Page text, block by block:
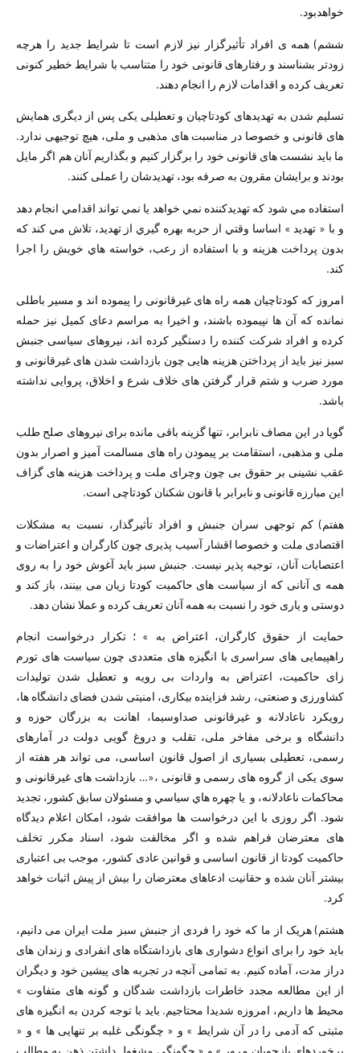
خواھدبود.
ششم) ھمه ی افراد تأثیرگزار نیز لازم است تا شرایط جدید را ھرچه
زودتر بشناسند و رفتارھای قانونی خود را متناسب با شرایط خطیر کنونی
تعریف کرده و اقدامات لازم را انجام دھند.
تسلیم شدن به تھدیدھای کودتاچیان و تعطیلی یکی پس از دیگری ھمایش
ھای قانونی و خصوصا در مناسبت ھای مذھبی و ملی، ھیچ توجیھی ندارد.
ما باید نشست ھای قانونی خود را برگزار کنیم و بگذاریم آنان ھم اگر مایل
بودند و برایشان مقرون به صرفه بود، تھدیدشان را عملی کنند.
استفاده مي شود كه تھديدكننده نمي خواھد يا نمي تواند اقدامي انجام دھد
و با « تھديد » اساسا وقتي از حربه بھره گیري از تھديد، تلاش مي كند كه
بدون پرداخت ھزينه و با استفاده از رعب، خواسته ھاي خويش را اجرا
كند.
امروز که کودتاچیان ھمه راه ھای غیرقانونی را پیموده اند و مسیر باطلی
نمانده که آن ھا نپیموده باشند، و اخیرا به مراسم دعای کمیل نیز حمله
کرده و افراد شرکت کننده را دستگیر کرده اند، نیروھای سیاسی جنبش
سبز نیز باید از پرداختن ھزینه ھایی چون بازداشت شدن ھای غیرقانونی و
مورد ضرب و شتم قرار گرفتن ھای خلاف شرع و اخلاق، پروایی نداشته
باشد.
گویا در این مصاف نابرابر، تنھا گزینه باقی مانده برای نیروھای صلح طلب
ملی و مذھبی، استقامت بر پیمودن راه ھای مسالمت آمیز و اصرار بدون
عقب نشینی بر حقوق بی چون وچرای ملت و پرداخت ھزینه ھای گزاف
این مبارزه قانونی و نابرابر با قانون شکنان کودتاچی است.
ھفتم) کم توجھی سران جنبش و افراد تأثیرگذار، نسبت به مشکلات
اقتصادی ملت و خصوصا اقشار آسیب پذیری چون کارگران و اعتراضات و
اعتصابات آنان، توجیه پذیر نیست. جنبش سبز باید آغوش خود را به روی
ھمه ی آنانی که از سیاست ھای حاکمیت کودتا زیان می بینند، باز کند و
دوستی و یاری خود را نسبت به ھمه آنان تعریف کرده و عملا نشان دھد.
حمایت از حقوق کارگران، اعتراض به » ؛ تکرار درخواست انجام
راھپیمایی ھای سراسری با انگیزه ھای متعددی چون سیاست ھای تورم
زای حاکمیت، اعتراض به واردات بی رویه و تعطیل شدن تولیدات
کشاورزی و صنعتی، رشد فزاینده بیکاری، امنیتی شدن فضای دانشگاه ھا،
رویکرد ناعادلانه و غیرقانونی صداوسیما، اھانت به بزرگان حوزه و
دانشگاه و برخی مفاخر ملی، تقلب و دروغ گویی دولت در آمارھای
رسمی، تعطیلی بسیاری از اصول قانون اساسی، می تواند ھر ھفته از
سوی یکی از گروه ھای رسمی و قانونی ،«… بازداشت ھای غیرقانونی و
محاکمات ناعادلانه، و یا چھره ھاي سیاسي و مسئولان سابق كشور، تجدید
شود. اگر روزی با این درخواست ھا موافقت شود، امکان اعلام دیدگاه
ھای معترضان فراھم شده و اگر مخالفت شود، اسناد مکرر تخلف
حاکمیت کودتا از قانون اساسی و قوانین عادی کشور، موجب بی اعتباری
بیشتر آنان شده و حقانیت ادعاھای معترضان را بیش از پیش اثبات خواھد
کرد.
ھشتم) ھریک از ما که خود را فردی از جنبش سبز ملت ایران می دانیم،
باید خود را برای انواع دشواری ھای بازداشتگاه ھای انفرادی و زندان ھای
دراز مدت، آماده کنیم. به تمامی آنچه در تجربه ھای پیشین خود و دیگران
از این مطالعه مجدد خاطرات بازداشت شدگان و گونه ھای متفاوت »
محیط ھا داریم، امروزه شدیدا محتاجیم. باید با توجه کردن به انگیزه ھای
مثبتی که آدمی را در آن شرایط » و « چگونگی غلبه بر تنھایی ھا » و «
برخوردھای بازجویان مرور » و « چگونگی مشغول داشتن ذھن به مطالب